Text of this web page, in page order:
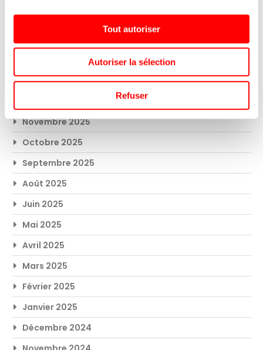
Tout autoriser
Autoriser la sélection
Refuser
Mai 2026
Novembre 2025
Octobre 2025
Septembre 2025
Août 2025
Juin 2025
Mai 2025
Avril 2025
Mars 2025
Février 2025
Janvier 2025
Décembre 2024